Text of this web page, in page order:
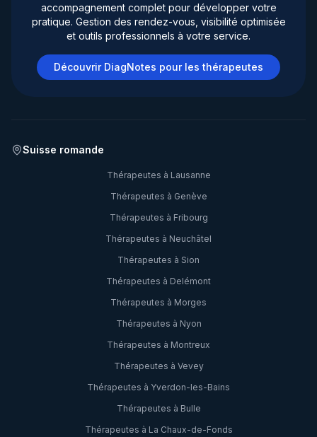
accompagnement complet pour développer votre
pratique. Gestion des rendez-vous, visibilité optimisée
et outils professionnels à votre service.
Découvrir DiagNotes pour les thérapeutes
Suisse romande
Thérapeutes à Lausanne
Thérapeutes à Genève
Thérapeutes à Fribourg
Thérapeutes à Neuchâtel
Thérapeutes à Sion
Thérapeutes à Delémont
Thérapeutes à Morges
Thérapeutes à Nyon
Thérapeutes à Montreux
Thérapeutes à Vevey
Thérapeutes à Yverdon-les-Bains
Thérapeutes à Bulle
Thérapeutes à La Chaux-de-Fonds